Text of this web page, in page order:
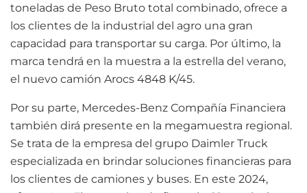
toneladas de Peso Bruto total combinado, ofrece a
los clientes de la industrial del agro una gran
capacidad para transportar su carga. Por último, la
marca tendrá en la muestra a la estrella del verano,
el nuevo camión Arocs 4848 K/45.
Por su parte, Mercedes-Benz Compañía Financiera
también dirá presente en la megamuestra regional.
Se trata de la empresa del grupo Daimler Truck
especializada en brindar soluciones financieras para
los clientes de camiones y buses. En este 2024,